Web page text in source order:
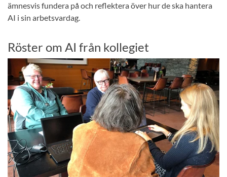
ämnesvis fundera på och reflektera över hur de ska hantera
AI i sin arbetsvardag.
Röster om AI från kollegiet